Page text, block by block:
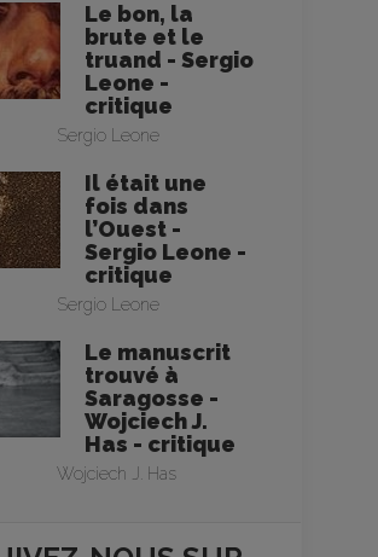
Le bon, la
brute et le
truand - Sergio
Leone -
critique
Sergio Leone
Il était une
fois dans
l’Ouest -
Sergio Leone -
critique
Sergio Leone
Le manuscrit
trouvé à
Saragosse -
Wojciech J.
Has - critique
Wojciech J. Has